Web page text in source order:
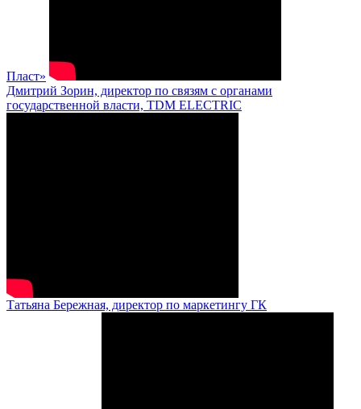
Пласт»
Дмитрий Зорин, директор по связям с органами
государственной власти, TDM ELECTRIC
Татьяна Бережная, директор по маркетингу ГК